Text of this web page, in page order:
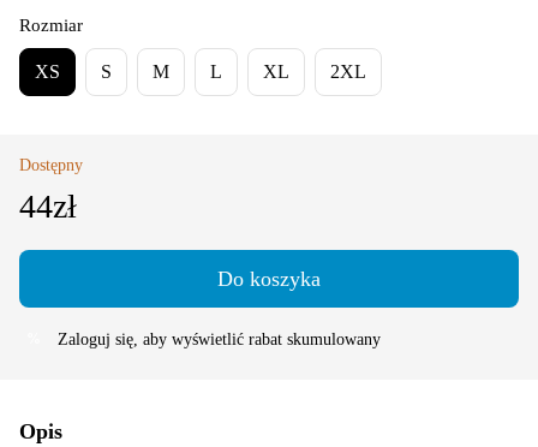
Rozmiar
XS S M L XL 2XL
Dostępny
44zł
Do koszyka
Zaloguj się , aby wyświetlić rabat skumulowany
Opis